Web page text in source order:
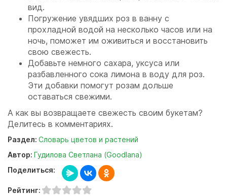
вид.
Погружение увядших роз в ванну с
прохладной водой на несколько часов или на
ночь, поможет им оживиться и восстановить
свою свежесть.
Добавьте немного сахара, уксуса или
разбавленного сока лимона в воду для роз.
Эти добавки помогут розам дольше
оставаться свежими.
А как вы возвращаете свежесть своим букетам?
Делитесь в комментариях.
Раздел: Словарь цветов и растений
Автор: Гудилова Светлана (Goodlana)
Поделиться:
Рейтинг: